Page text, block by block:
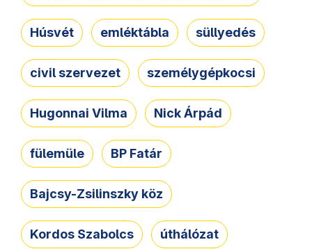
Húsvét emléktábla süllyedés
civil szervezet személygépkocsi
Hugonnai Vilma Nick Árpád
fülemüle BP Fatár
Bajcsy-Zsilinszky köz
Kordos Szabolcs úthálózat